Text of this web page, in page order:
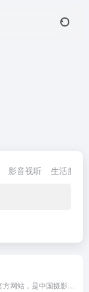
影音视听 生活服务